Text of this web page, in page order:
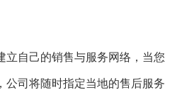
自己的销售与服务网络，当您
公司将随时指定当地的售后服务